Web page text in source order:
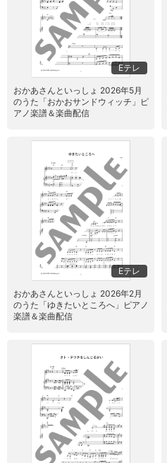
Eテレ
おかあさんといっしょ 2026年5月
のうた「おかおサンドウィッチ」ピ
アノ楽譜＆楽曲配信
Eテレ
おかあさんといっしょ 2026年2月
のうた「ゆきたいところへ」ピアノ
楽譜＆楽曲配信